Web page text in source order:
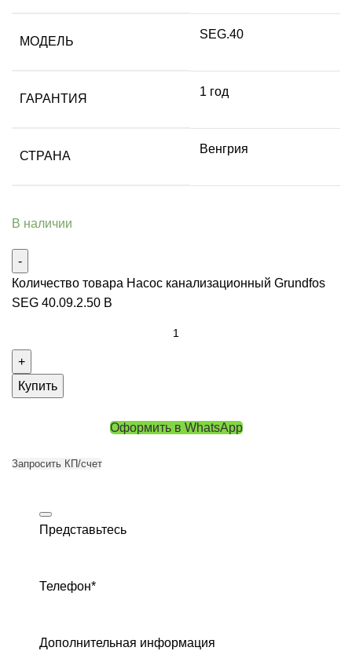
МОДЕЛЬ
SEG.40
ГАРАНТИЯ
1 год
СТРАНА
Венгрия
В наличии
Количество товара Насос канализационный Grundfos
SEG 40.09.2.50 B
Купить
Оформить в WhatsApp
Запросить КП/счет
Представьтесь
Телефон*
Дополнительная информация